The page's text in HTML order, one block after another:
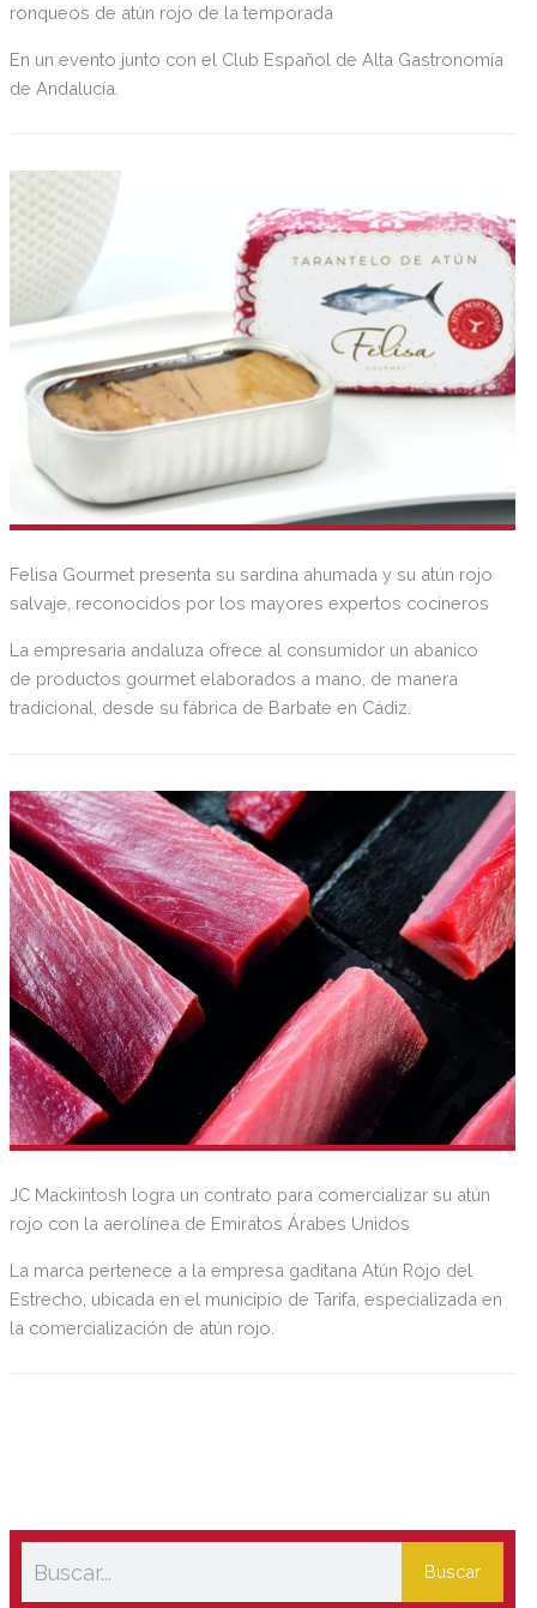
ronqueos de atún rojo de la temporada
En un evento junto con el Club Español de Alta Gastronomía
de Andalucía.
Felisa Gourmet presenta su sardina ahumada y su atún rojo
salvaje, reconocidos por los mayores expertos cocineros
La empresaria andaluza ofrece al consumidor un abanico
de productos gourmet elaborados a mano, de manera
tradicional, desde su fábrica de Barbate en Cádiz.
JC Mackintosh logra un contrato para comercializar su atún
rojo con la aerolínea de Emiratos Árabes Unidos
La marca pertenece a la empresa gaditana Atún Rojo del
Estrecho, ubicada en el municipio de Tarifa, especializada en
la comercialización de atún rojo.
Buscar